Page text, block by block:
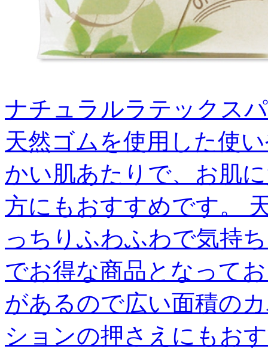
ナチュラルラテックス
天然ゴムを使用した使
かい肌あたりで、お肌
方にもおすすめです。
っちりふわふわで気持
でお得な商品となって
があるので広い面積の
ションの押さえにもお